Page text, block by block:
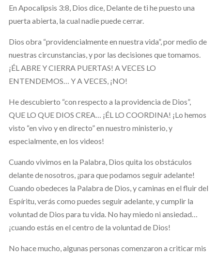
En Apocalipsis 3:8, Dios dice, Delante de ti he puesto una
puerta abierta, la cual nadie puede cerrar.
Dios obra “providencialmente en nuestra vida”, por medio de
nuestras circunstancias, y por las decisiones que tomamos.
¡ÉL ABRE Y CIERRA PUERTAS! A VECES LO
ENTENDEMOS… Y A VECES, ¡NO!
He descubierto “con respecto a la providencia de Dios”,
QUE LO QUE DIOS CREA… ¡ÉL LO COORDINA! ¡Lo hemos
visto “en vivo y en directo” en nuestro ministerio, y
especialmente, en los videos!
Cuando vivimos en la Palabra, Dios quita los obstáculos
delante de nosotros, ¡para que podamos seguir adelante!
Cuando obedeces la Palabra de Dios, y caminas en el fluir del
Espíritu, verás como puedes seguir adelante, y cumplir la
voluntad de Dios para tu vida. No hay miedo ni ansiedad…
¡cuando estás en el centro de la voluntad de Dios!
No hace mucho, algunas personas comenzaron a criticar mis